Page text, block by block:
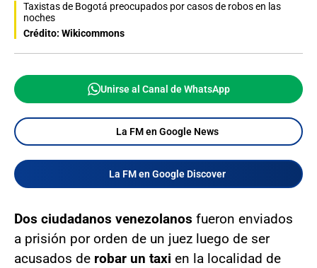
Taxistas de Bogotá preocupados por casos de robos en las
noches
Crédito: Wikicommons
Unirse al Canal de WhatsApp
La FM en Google News
La FM en Google Discover
Dos ciudadanos venezolanos fueron enviados
a prisión por orden de un juez luego de ser
acusados de robar un taxi en la localidad de